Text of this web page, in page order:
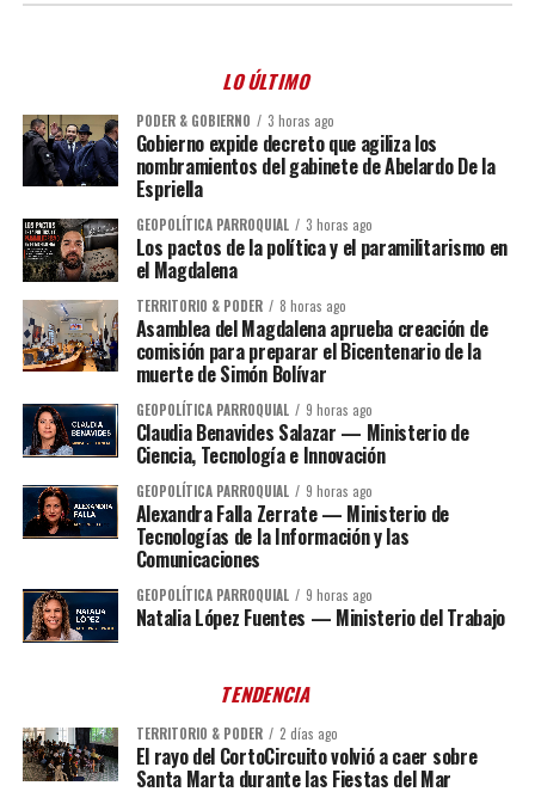
LO ÚLTIMO
PODER & GOBIERNO 3 horas ago
Gobierno expide decreto que agiliza los
nombramientos del gabinete de Abelardo De la
Espriella
GEOPOLÍTICA PARROQUIAL 3 horas ago
Los pactos de la política y el paramilitarismo en
el Magdalena
TERRITORIO & PODER 8 horas ago
Asamblea del Magdalena aprueba creación de
comisión para preparar el Bicentenario de la
muerte de Simón Bolívar
GEOPOLÍTICA PARROQUIAL 9 horas ago
Claudia Benavides Salazar — Ministerio de
Ciencia, Tecnología e Innovación
GEOPOLÍTICA PARROQUIAL 9 horas ago
Alexandra Falla Zerrate — Ministerio de
Tecnologías de la Información y las
Comunicaciones
GEOPOLÍTICA PARROQUIAL 9 horas ago
Natalia López Fuentes — Ministerio del Trabajo
TENDENCIA
TERRITORIO & PODER 2 días ago
El rayo del CortoCircuito volvió a caer sobre
Santa Marta durante las Fiestas del Mar